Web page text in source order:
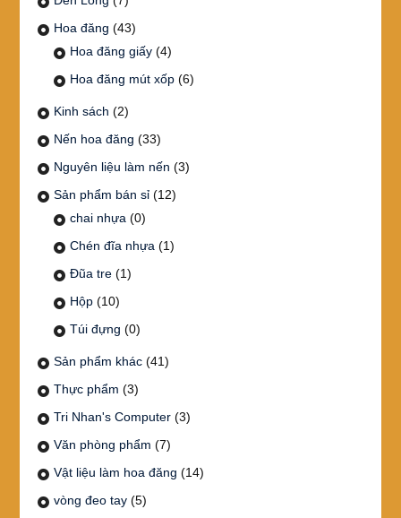
Hoa đăng (43)
Hoa đăng giấy (4)
Hoa đăng mút xốp (6)
Kinh sách (2)
Nến hoa đăng (33)
Nguyên liệu làm nến (3)
Sản phẩm bán sỉ (12)
chai nhựa (0)
Chén đĩa nhựa (1)
Đũa tre (1)
Hộp (10)
Túi đựng (0)
Sản phẩm khác (41)
Thực phẩm (3)
Tri Nhan's Computer (3)
Văn phòng phẩm (7)
Vật liệu làm hoa đăng (14)
vòng đeo tay (5)